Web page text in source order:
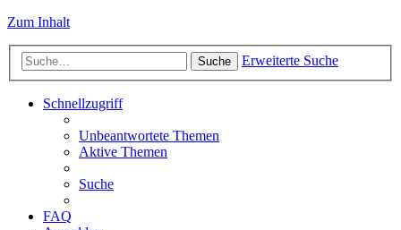
Zum Inhalt
Suche Erweiterte Suche
Schnellzugriff
Unbeantwortete Themen
Aktive Themen
Suche
FAQ